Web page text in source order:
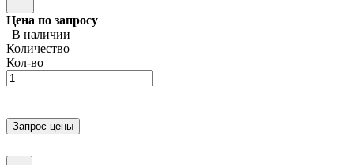
Цена по запросу
В наличии
Количество
Кол-во